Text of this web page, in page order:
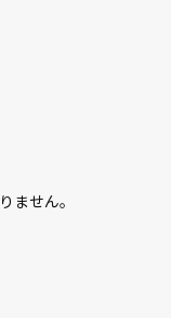
ません。